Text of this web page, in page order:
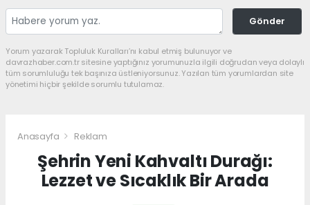
Gönder
Yorum yazarak Topluluk Kuralları’nı kabul etmiş bulunuyor ve
davrazhaber.com.tr sitesine yaptığınız yorumunuzla ilgili doğrudan veya dolaylı
tüm sorumluluğu tek başınıza üstleniyorsunuz. Yazılan tüm yorumlardan site
yönetimi hiçbir şekilde sorumlu tutulamaz.
Anasayfa Reklam
Şehrin Yeni Kahvaltı Durağı:
Lezzet ve Sıcaklık Bir Arada